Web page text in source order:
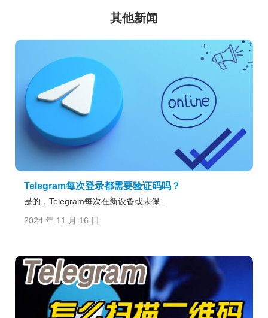
其他新闻
Telegram每次登录都需要验证码吗？
是的，Telegram每次在新设备或未保...
2024 年 11 月 16 日